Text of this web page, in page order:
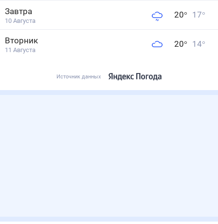
Завтра
10 Августа
20° 17°
Вторник
11 Августа
20° 14°
Источник данных